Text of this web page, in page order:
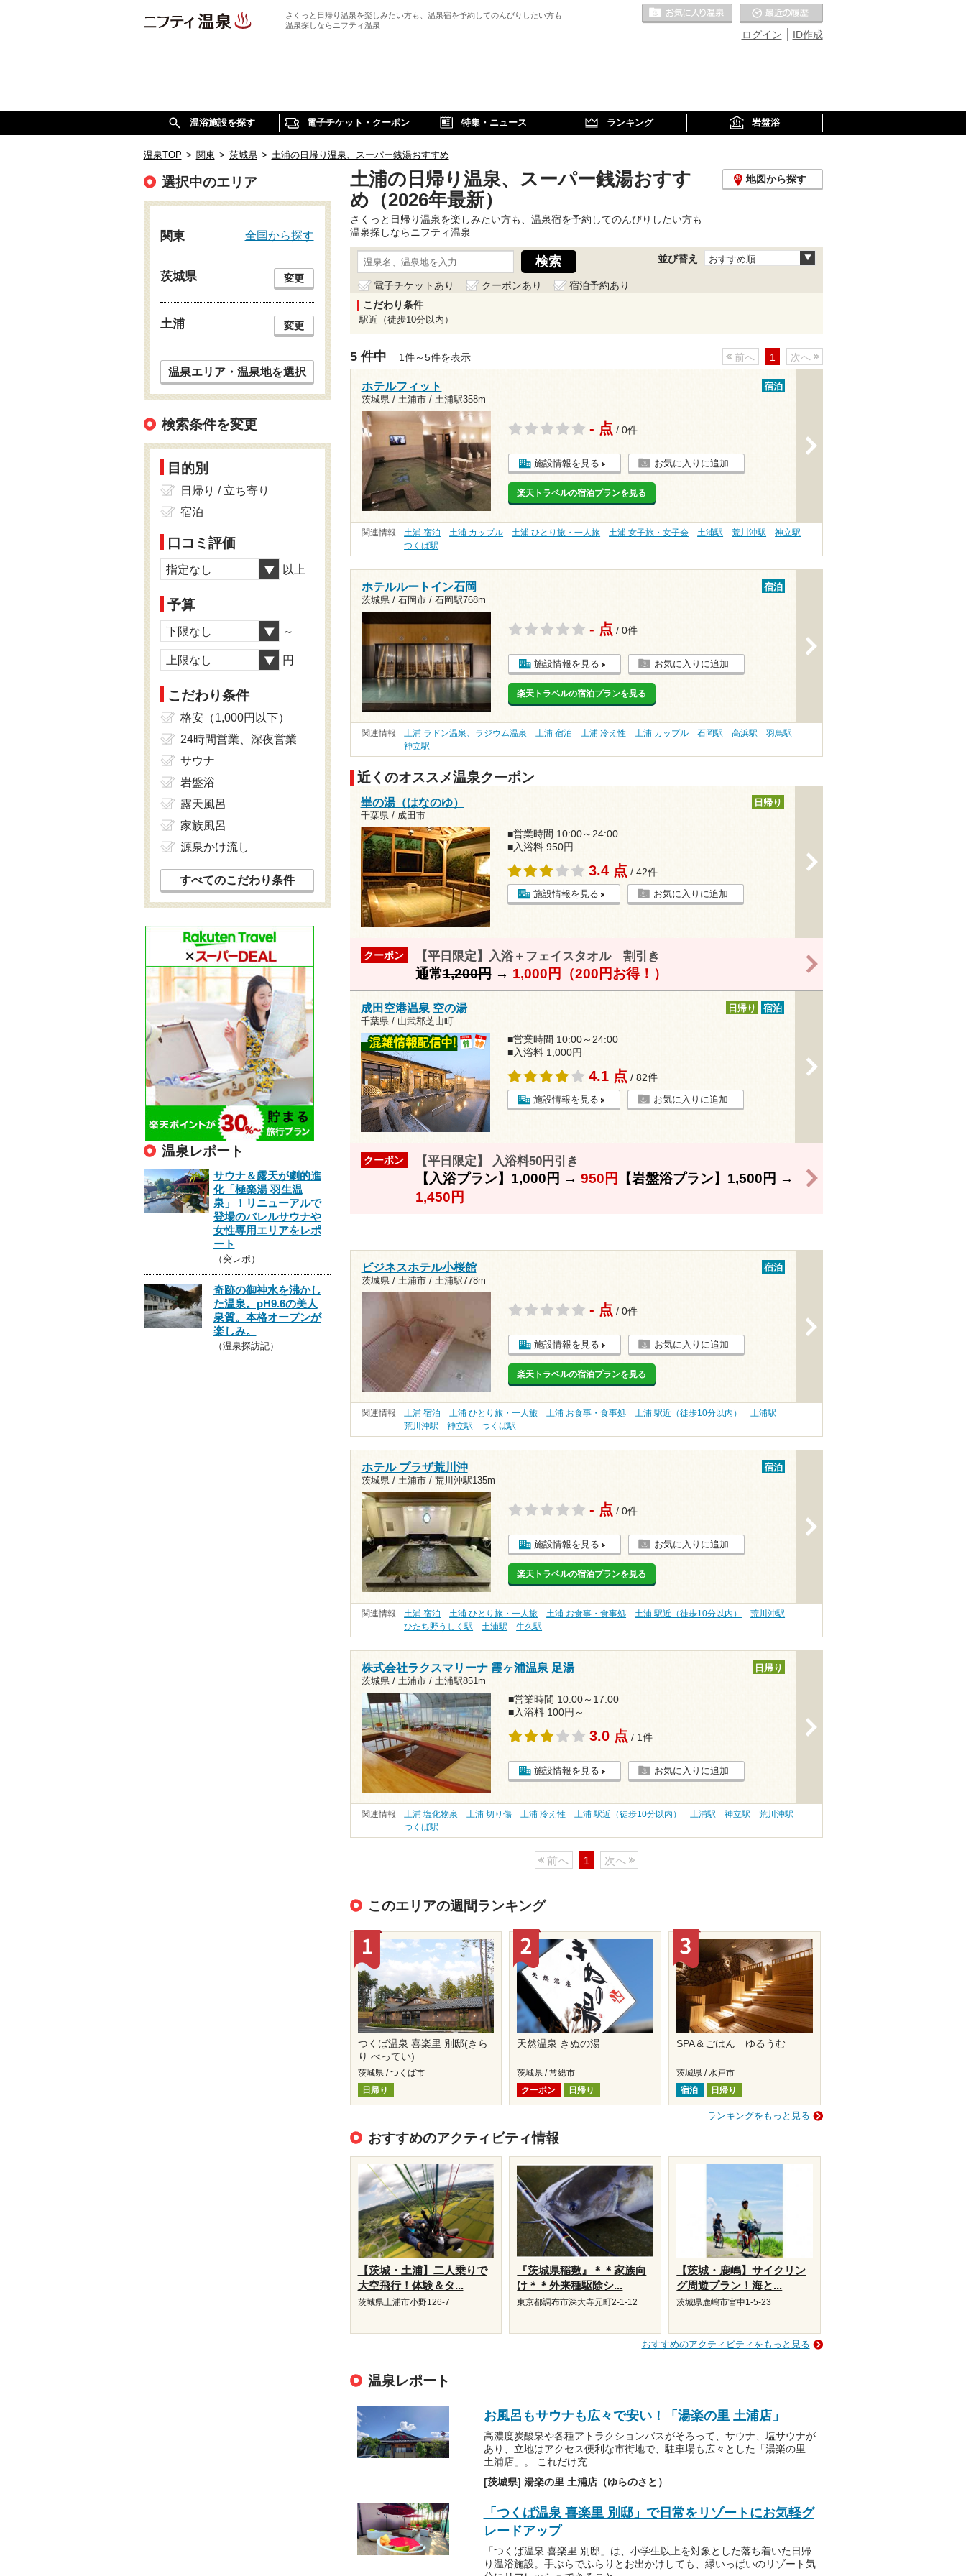
さくっと日帰り温泉を楽しみたい方も、温泉宿を予約してのんびりしたい方も
温泉探しならニフティ温泉
ID作成
ログイン
お気に入りの温泉
温浴施設を探す 電子チケット・クーポン 特集・ニュース ランキング 岩盤浴
温泉TOP > 関東 > 茨城県 > 土浦の日帰り温泉、スーパー銭湯おすすめ
土浦の日帰り温泉、スーパー銭湯おすす
め（2026年最新）
地図から探す
さくっと日帰り温泉を楽しみたい方も、温泉宿を予約してのんびりしたい方も
温泉探しならニフティ温泉
並び替え おすすめ順
電子チケットあり クーポンあり
宿泊予約あり
こだわり条件
駅近（徒歩10分以内）
5 件中 1件～5件を表示 前へ 1 次へ
ホテルフィット
茨城県 / 土浦市 / 土浦駅358m
宿泊
- 点 / 0件
施設情報を見る お気に入りに追加
楽天トラベルの宿泊プランを見る
関連情報 土浦 宿泊 土浦 カップル 土浦 ひとり旅・一人旅 土浦 女子旅・女子会 土浦駅 荒川沖駅
神立駅
つくば駅
ホテルルートイン石岡
茨城県 / 石岡市 / 石岡駅768m
宿泊
- 点 / 0件
施設情報を見る お気に入りに追加
楽天トラベルの宿泊プランを見る
関連情報 土浦 ラドン温泉、ラジウム温泉 土浦 宿泊 土浦 冷え性 土浦 カップル 石岡駅 高浜駅
羽鳥駅
神立駅
近くのオススメ温泉クーポン
崋の湯（はなのゆ）
千葉県 / 成田市
日帰り
■営業時間 10:00～24:00
■入浴料 950円
3.4 点 / 42件
施設情報を見る お気に入りに追加
クーポン 【平日限定】入浴＋フェイスタオル 割引き
通常1,200円→ 1,000円（200円お得！）
成田空港温泉 空の湯
千葉県 / 山武郡芝山町
日帰り 宿泊
■営業時間 10:00～24:00
■入浴料 1,000円
4.1 点 / 82件
施設情報を見る お気に入りに追加
クーポン 【平日限定】 入浴料50円引き
【入浴プラン】1,000円→ 950円 【岩盤浴プラン】1,500円→
1,450円
ビジネスホテル小桜館
茨城県 / 土浦市 / 土浦駅778m
宿泊
- 点 / 0件
施設情報を見る お気に入りに追加
楽天トラベルの宿泊プランを見る
関連情報 土浦 宿泊 土浦 ひとり旅・一人旅 土浦 お食事・食事処 土浦 駅近（徒歩10分以内）
土浦駅
荒川沖駅
神立駅 つくば駅
ホテル プラザ荒川沖
茨城県 / 土浦市 / 荒川沖駅135m
宿泊
- 点 / 0件
施設情報を見る お気に入りに追加
楽天トラベルの宿泊プランを見る
関連情報 土浦 宿泊 土浦 ひとり旅・一人旅 土浦 お食事・食事処 土浦 駅近（徒歩10分以内）
荒川沖駅
ひたち野うしく駅
土浦駅 牛久駅
株式会社ラクスマリーナ 霞ヶ浦温泉 足湯
茨城県 / 土浦市 / 土浦駅851m
日帰り
■営業時間 10:00～17:00
■入浴料 100円～
3.0 点 / 1件
施設情報を見る お気に入りに追加
関連情報 土浦 塩化物泉 土浦 切り傷 土浦 冷え性 土浦 駅近（徒歩10分以内） 土浦駅 神立駅
荒川沖駅
つくば駅
前へ 1 次へ
このエリアの週間ランキング
つくば温泉 喜楽里 別邸(きら
り べってい)
茨城県 / つくば市
日帰り
天然温泉 きぬの湯
茨城県 / 常総市
クーポン
日帰り
SPA＆ごはん ゆるうむ
茨城県 / 水戸市
宿泊
日帰り
ランキングをもっと見る
おすすめのアクティビティ情報
【茨城・土浦】二人乗りで
大空飛行！体験＆タ...
茨城県土浦市小野126-7
『茨城県稲敷』＊＊家族向
け＊＊外来種駆除シ...
東京都調布市深大寺元町2-1-12
【茨城・鹿嶋】サイクリン
グ周遊プラン！海と...
茨城県鹿嶋市宮中1-5-23
おすすめのアクティビティをもっと見る
温泉レポート
お風呂もサウナも広々で安い！「湯楽の里 土浦店」
高濃度炭酸泉や各種アトラクションバスがそろって、サウナ、塩サウナが
あり、立地はアクセス便利な市街地で、駐車場も広々とした「湯楽の里
土浦店」。 これだけ充…
[茨城県] 湯楽の里 土浦店（ゆらのさと）
「つくば温泉 喜楽里 別邸」で日常をリゾートにお気軽グ
レードアップ
「つくば温泉 喜楽里 別邸」は、小学生以上を対象とした落ち着いた日帰
り温浴施設。手ぶらでふらりとお出かけしても、緑いっぱいのリゾート気
選択中のエリア
関東 全国から探す
茨城県 変更
土浦 変更
温泉エリア・温泉地を選択
検索条件を変更
目的別
日帰り / 立ち寄り
宿泊
口コミ評価
指定なし 以上
予算
下限なし ～
上限なし 円
こだわり条件
格安（1,000円以下）
24時間営業、深夜営業
サウナ
岩盤浴
露天風呂
家族風呂
源泉かけ流し
すべてのこだわり条件
温泉レポート
サウナ＆露天が劇的進
化「極楽湯 羽生温
泉」！リニューアルで
登場のバレルサウナや
女性専用エリアをレポ
ート
（突レポ）
奇跡の御神水を沸かし
た温泉。pH9.6の美人
泉質。本格オープンが
楽しみ。
（温泉探訪記）